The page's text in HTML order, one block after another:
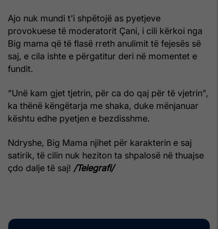
Ajo nuk mundi t'i shpëtojë as pyetjeve
provokuese të moderatorit Çani, i cili kërkoi nga
Big mama që të flasë rreth anulimit të fejesës së
saj, e cila ishte e përgatitur deri në momentet e
fundit.
“Unë kam gjet tjetrin, për ca do qaj për të vjetrin",
ka thënë këngëtarja me shaka, duke mënjanuar
kështu edhe pyetjen e bezdisshme.
Ndryshe, Big Mama njihet për karakterin e saj
satirik, të cilin nuk heziton ta shpalosë në thuajse
çdo dalje të saj! /Telegrafi/